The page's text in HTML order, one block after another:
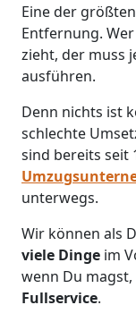
Eine der
Entfernung.
zieht, der muss
ausführen.
Denn nichts ist
schlechte
sind bereits seit
unterwegs.
Wir können als
viele Dinge im
wenn Du
Fullservice.